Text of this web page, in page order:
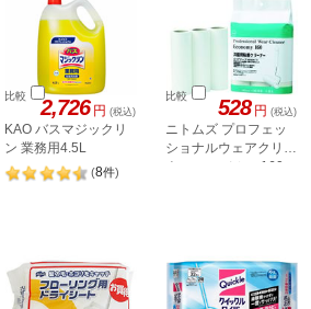
比較 2,726 円 (税込)
KAO バスマジックリ
ン 業務用4.5L
(8件)
比較 528 円 (税込)
ニトムズ プロフェッ
ショナルウェアクリー
ナー エコノミー160